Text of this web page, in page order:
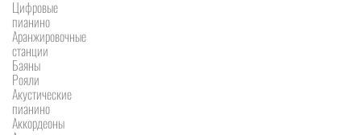
Цифровые
пианино
Аранжировочные
станции
Баяны
Рояли
Акустические
пианино
Аккордеоны